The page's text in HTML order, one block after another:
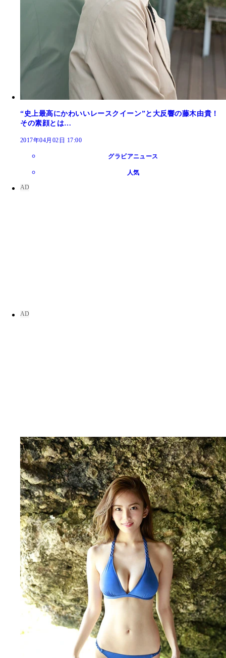
“史上最高にかわいいレースクイーン”と大反響の藤木由貴！
その素顔とは…
2017年04月02日 17:00
グラビアニュース
人気